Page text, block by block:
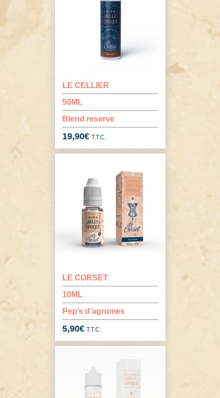
LE CELLIER
50ML
Blend reserve
19,90€ T.T.C.
LE CORSET
10ML
Pep’s d’agrumes
5,90€ T.T.C.